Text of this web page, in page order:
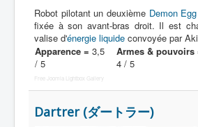
W
X
Y
Robot pilotant un deuxième Demon Egg
fixée à son avant-bras droit. Il est
valise d'énergie liquide convoyée par
Apparence = 3,5
/ 5
Armes & pouvoirs
4 / 5
Free Joomla Lightbox Gallery
Dartrer (ダートラー)